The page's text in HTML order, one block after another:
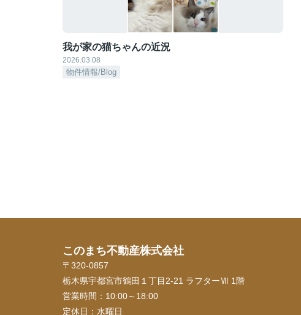
我が家の猫ちゃんの近況
2026.03.08
物件情報/Blog
このまち不動産株式会社
〒320-0857
栃木県宇都宮市鶴田１丁目2-21 ラフターⅦ 1階
営業時間： 10:00～18:00
定休日： 水曜日